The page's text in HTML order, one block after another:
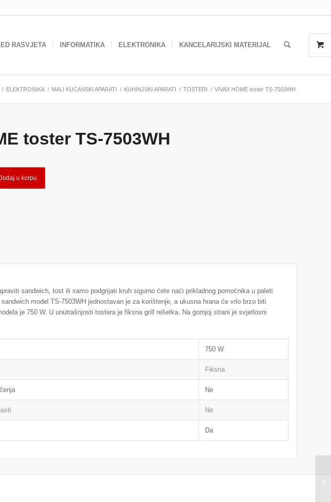
RASVJETA INFORMATIKA ELEKTRONIKA KANCELARIJSKI MATERIJAL
/ ELEKTRONIKA / MALI KUCANSKI APARATI / KUHINJSKI APARATI / TOSTERI / VIVAX HOME toster TS-7503WH
toster TS-7503WH
u korpu
sandwich, tost ili samo podgrijati kruh sigurno ćete naći prikladnog pomoćnika u paleti
model TS-7503WH jednostavan je za korištenje, a ukusna hrana će vrlo brzo biti
je 750 W. U unutrašnjosti tostera je fiksna grill rešetka. Na gornjoj strani je svjetlosni
750 W
Fiksna
Ne
Ne
Da